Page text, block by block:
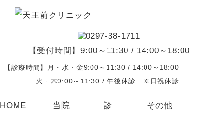
【受付時間】9:00～11:30 / 14:00～18:00
【診療時間】月・水・金9:00～11:30 / 14:00～18:00
火・木9:00～11:30 / 午後休診 ※日祝休診
HOME
当院
診
その他